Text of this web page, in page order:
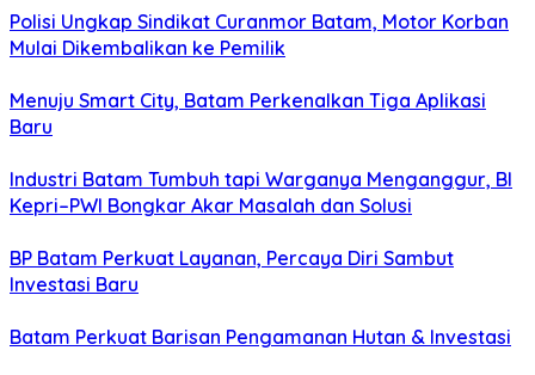
Polisi Ungkap Sindikat Curanmor Batam, Motor Korban
Mulai Dikembalikan ke Pemilik
Menuju Smart City, Batam Perkenalkan Tiga Aplikasi
Baru
Industri Batam Tumbuh tapi Warganya Menganggur, BI
Kepri–PWI Bongkar Akar Masalah dan Solusi
BP Batam Perkuat Layanan, Percaya Diri Sambut
Investasi Baru
Batam Perkuat Barisan Pengamanan Hutan & Investasi